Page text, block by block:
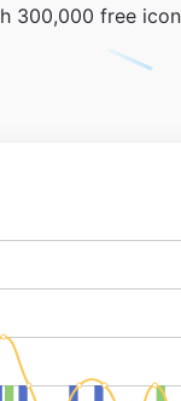
300,000 free